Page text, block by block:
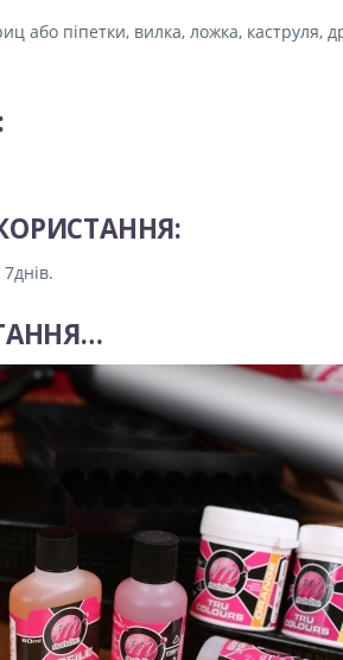
або піпетки, вилка, ложка, каструля,